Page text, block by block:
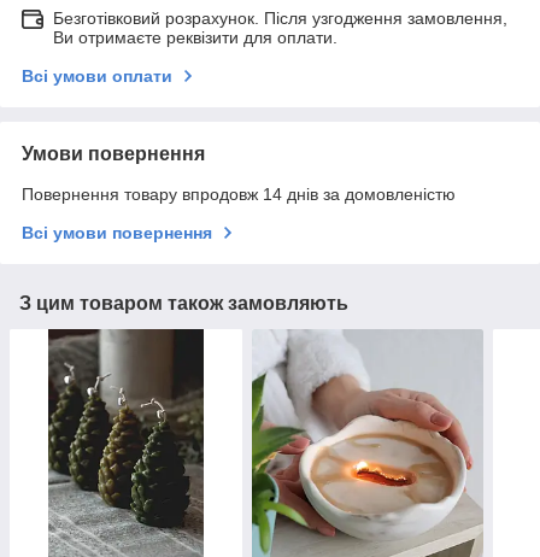
Безготівковий розрахунок. Після узгодження замовлення,
Ви отримаєте реквізити для оплати.
Всі умови оплати
Умови повернення
Повернення товару впродовж 14 днів за домовленістю
Всі умови повернення
З цим товаром також замовляють